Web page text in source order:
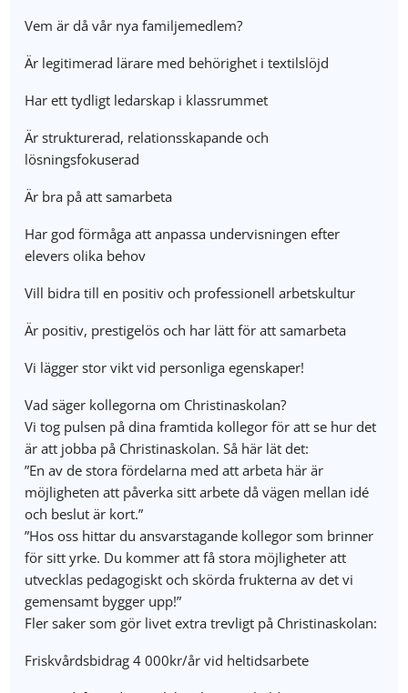
Vem är då vår nya familjemedlem?
Är legitimerad lärare med behörighet i textilslöjd
Har ett tydligt ledarskap i klassrummet
Är strukturerad, relationsskapande och
lösningsfokuserad
Är bra på att samarbeta
Har god förmåga att anpassa undervisningen efter
elevers olika behov
Vill bidra till en positiv och professionell arbetskultur
Är positiv, prestigelös och har lätt för att samarbeta
Vi lägger stor vikt vid personliga egenskaper!
Vad säger kollegorna om Christinaskolan?
Vi tog pulsen på dina framtida kollegor för att se hur det
är att jobba på Christinaskolan. Så här lät det:
”En av de stora fördelarna med att arbeta här är
möjligheten att påverka sitt arbete då vägen mellan idé
och beslut är kort.”
”Hos oss hittar du ansvarstagande kollegor som brinner
för sitt yrke. Du kommer att få stora möjligheter att
utvecklas pedagogiskt och skörda frukterna av det vi
gemensamt bygger upp!”
Fler saker som gör livet extra trevligt på Christinaskolan:
Friskvårdsbidrag 4 000kr/år vid heltidsarbete